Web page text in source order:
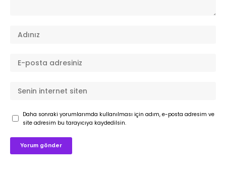
Daha sonraki yorumlarımda kullanılması için adım, e-posta adresim ve
site adresim bu tarayıcıya kaydedilsin.